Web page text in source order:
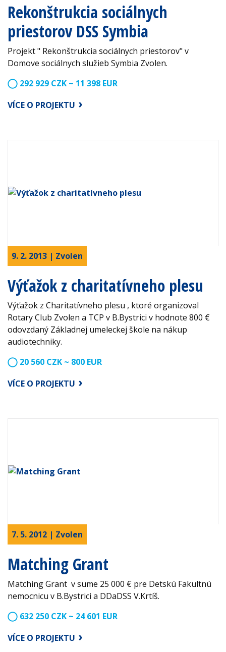
Rekonštrukcia sociálnych
priestorov DSS Symbia
Projekt " Rekonštrukcia sociálnych priestorov" v
Domove sociálnych služieb Symbia Zvolen.
292 929 CZK ~ 11 398 EUR
VÍCE O PROJEKTU
9. 2. 2013 | Zvolen
Výťažok z charitatívneho plesu
Výťažok z Charitatívneho plesu , ktoré organizoval
Rotary Club Zvolen a TCP v B.Bystrici v hodnote 800 €
odovzdaný Základnej umeleckej škole na nákup
audiotechniky.
20 560 CZK ~ 800 EUR
VÍCE O PROJEKTU
7. 5. 2012 | Zvolen
Matching Grant
Matching Grant v sume 25 000 € pre Detskú Fakultnú
nemocnicu v B.Bystrici a DDaDSS V.Krtíš.
632 250 CZK ~ 24 601 EUR
VÍCE O PROJEKTU